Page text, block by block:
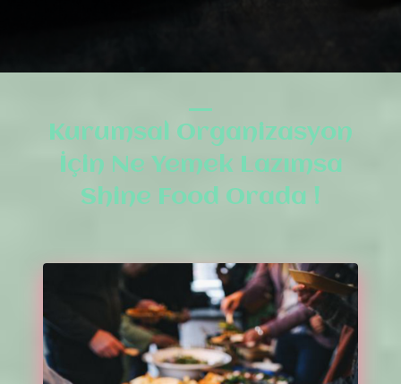
Kurumsal Organizasyon
İçin Ne Yemek Lazımsa
Shine Food Orada !